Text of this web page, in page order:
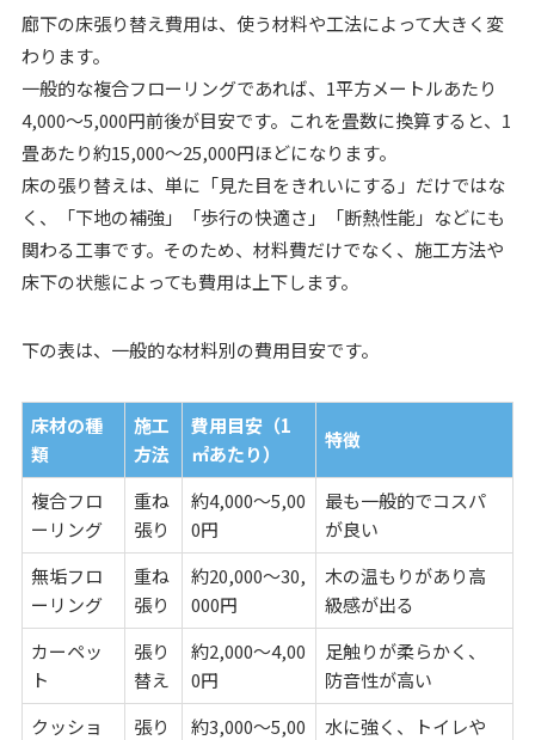
廊下の床張り替え費用は、使う材料や工法によって大きく変
わります。
一般的な複合フローリングであれば、1平方メートルあたり
4,000～5,000円前後が目安です。これを畳数に換算すると、1
畳あたり約15,000～25,000円ほどになります。
床の張り替えは、単に「見た目をきれいにする」だけではな
く、「下地の補強」「歩行の快適さ」「断熱性能」などにも
関わる工事です。そのため、材料費だけでなく、施工方法や
床下の状態によっても費用は上下します。
下の表は、一般的な材料別の費用目安です。
床材の種
類
施工
方法
費用目安（1
㎡あたり）
特徴
複合フロ
ーリング
重ね
張り
約4,000～5,00
0円
最も一般的でコスパ
が良い
無垢フロ
ーリング
重ね
張り
約20,000～30,
000円
木の温もりがあり高
級感が出る
カーペッ
ト
張り
替え
約2,000～4,00
0円
足触りが柔らかく、
防音性が高い
クッショ
張り
約3,000～5,00
水に強く、トイレや